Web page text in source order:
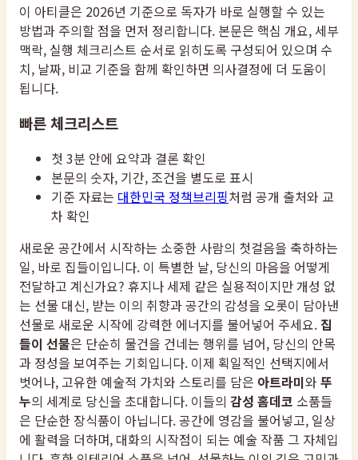
이 아티클은 2026년 기준으로 독자가 바로 실행할 수 있는
방법과 주의할 점을 먼저 정리합니다. 본문은 핵심 개요, 세부
맥락, 실행 체크리스트 순서로 읽히도록 구성되어 있으며 수
치, 날짜, 비교 기준을 함께 확인하면 의사결정에 더 도움이
됩니다.
빠른 체크리스트
첫 3분 안에 요약과 결론 확인
본문의 숫자, 기간, 조건을 별도로 표시
기준 자료는 대한민국 정책브리핑처럼 공개 출처와 교
차 확인
새로운 공간에서 시작하는 소중한 사람의 첫걸음을 축하하는
일, 바로 집들이입니다. 이 특별한 날, 당신의 마음을 어떻게
전달하고 계신가요? 휴지나 세제 같은 실용적이지만 개성 없
는 선물 대신, 받는 이의 취향과 공간의 감성을 오롯이 담아낸
선물로 새로운 시작에 강력한 에너지를 불어넣어 주세요. 집
들이 선물은 단순히 물건을 건네는 행위를 넘어, 당신의 안목
과 정성을 보여주는 기회입니다. 이제 획일적인 선택지에서
벗어나, 고유한 예술적 가치와 스토리를 담은 아트라미와 뚜
누의 세계로 당신을 초대합니다. 이들의 감성 홈데코 소품들
은 단순한 장식품이 아닙니다. 공간에 영감을 불어넣고, 일상
에 활력을 더하며, 대화의 시작점이 되는 예술 작품 그 자체입